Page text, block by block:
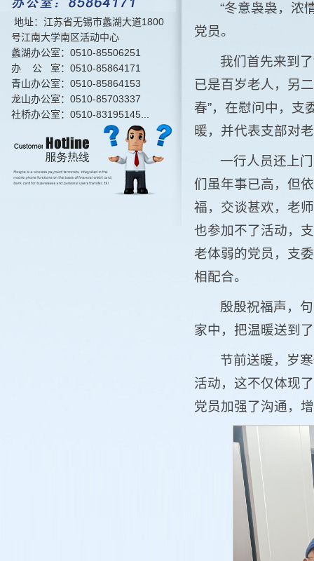
地址：江苏省无锡市蠡湖大道1800
号江南大学南区活动中心
蠡湖办公室：0510-85506251
办 公 室：0510-85864171
青山办公室：0510-85864153
龙山办公室：0510-85703337
社桥办公室：0510-83195145...
“冬意袅袅，浓
党员。
我们首先来到
已是百岁老人，另
春”，在慰问中，支
暖，并代表支部对
一行人员还上
们虽年事已高，但
福，交谈甚欢，老
也参加不了活动，
老体弱的党员，支
相配合。
殷殷祝福声，
家中，把温暖送到
节前送暖，岁
活动，这不仅体现
党员加强了沟通，